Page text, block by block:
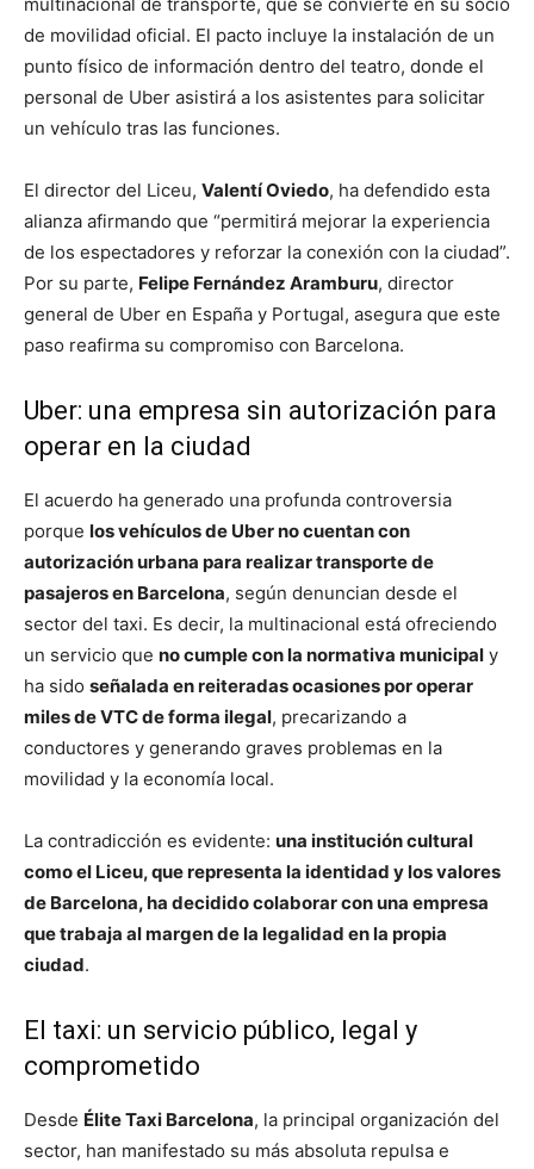
de movilidad oficial. El pacto incluye la instalación de un
punto físico de información dentro del teatro, donde el
personal de Uber asistirá a los asistentes para solicitar
un vehículo tras las funciones.
El director del Liceu, Valentí Oviedo, ha defendido esta
alianza afirmando que “permitirá mejorar la experiencia
de los espectadores y reforzar la conexión con la ciudad”.
Por su parte, Felipe Fernández Aramburu, director
general de Uber en España y Portugal, asegura que este
paso reafirma su compromiso con Barcelona.
Uber: una empresa sin autorización para
operar en la ciudad
El acuerdo ha generado una profunda controversia
porque los vehículos de Uber no cuentan con
autorización urbana para realizar transporte de
pasajeros en Barcelona, según denuncian desde el
sector del taxi. Es decir, la multinacional está ofreciendo
un servicio que no cumple con la normativa municipal y
ha sido señalada en reiteradas ocasiones por operar
miles de VTC de forma ilegal, precarizando a
conductores y generando graves problemas en la
movilidad y la economía local.
La contradicción es evidente: una institución cultural
como el Liceu, que representa la identidad y los valores
de Barcelona, ha decidido colaborar con una empresa
que trabaja al margen de la legalidad en la propia
ciudad.
El taxi: un servicio público, legal y
comprometido
Desde Élite Taxi Barcelona, la principal organización del
sector, han manifestado su más absoluta repulsa e